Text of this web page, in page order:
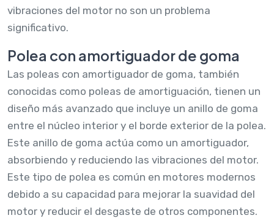
vibraciones del motor no son un problema
significativo.
Polea con amortiguador de goma
Las poleas con amortiguador de goma, también
conocidas como poleas de amortiguación, tienen un
diseño más avanzado que incluye un anillo de goma
entre el núcleo interior y el borde exterior de la polea.
Este anillo de goma actúa como un amortiguador,
absorbiendo y reduciendo las vibraciones del motor.
Este tipo de polea es común en motores modernos
debido a su capacidad para mejorar la suavidad del
motor y reducir el desgaste de otros componentes.